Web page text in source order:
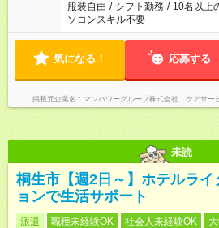
服装自由 / シフト勤務 / 10名以上
ソコンスキル不要
気になる！ 応募する
掲載元企業名 マンパワーグループ株式会社 ケアサー
未読
桐生市【週2日～】ホテルラ
ョンで生活サポート
派遣 職種未経験OK 社会人未経験OK